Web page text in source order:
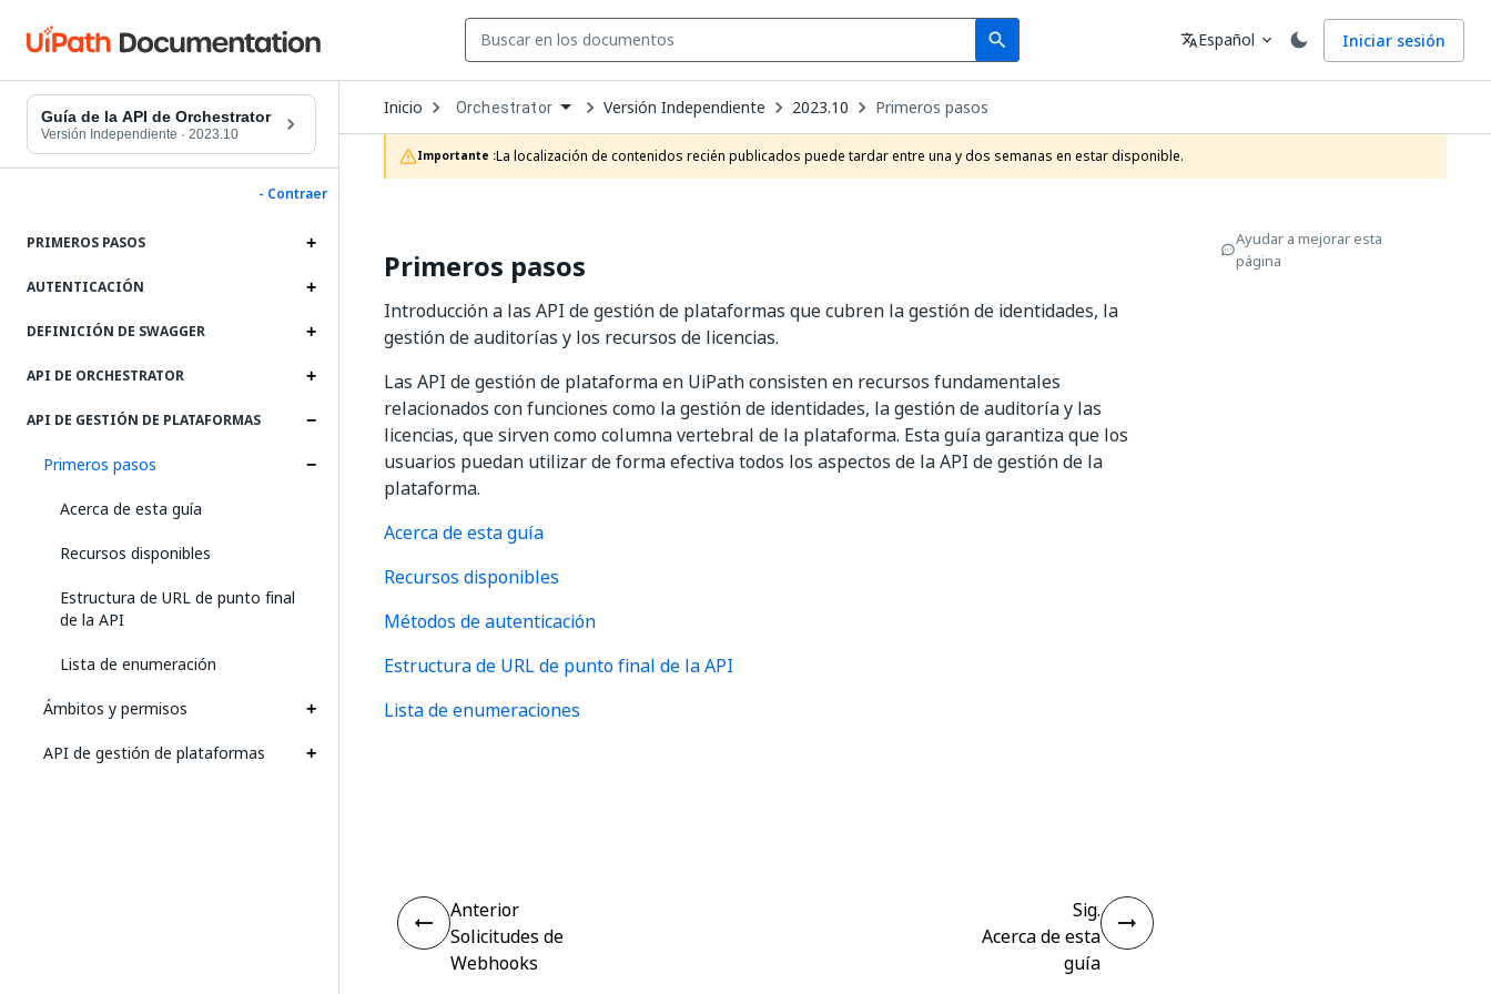
search
Search Idioma
translateEspañol expand_more Iniciar sesión
Guía de la API de Orchestrator
Versión Independiente · 2023.10
- Contraer
PRIMEROS PASOS
AUTENTICACIÓN
DEFINICIÓN DE SWAGGER
API DE ORCHESTRATOR
API DE GESTIÓN DE PLATAFORMAS
Primeros pasos
Acerca de esta guía
Recursos disponibles
Estructura de URL de punto final
de la API
Lista de enumeración
Ámbitos y permisos
API de gestión de plataformas
Inicio Open
Dropdown
to
choose
product
Orchestrator Versión Independiente 2023.10 Primeros pasos
Importante :La localización de contenidos recién publicados puede tardar entre una y dos semanas en estar disponible.
Primeros pasos
Introducción a las API de gestión de plataformas que cubren la gestión de identidades, la
gestión de auditorías y los recursos de licencias.
Las API de gestión de plataforma en UiPath consisten en recursos fundamentales
relacionados con funciones como la gestión de identidades, la gestión de auditoría y las
licencias, que sirven como columna vertebral de la plataforma. Esta guía garantiza que los
usuarios puedan utilizar de forma efectiva todos los aspectos de la API de gestión de la
plataforma.
Acerca de esta guía
Recursos disponibles
Métodos de autenticación
Estructura de URL de punto final de la API
Lista de enumeraciones
Ayudar a mejorar esta
página
Anterior
Solicitudes de
Webhooks
Sig.
Acerca de esta
guía